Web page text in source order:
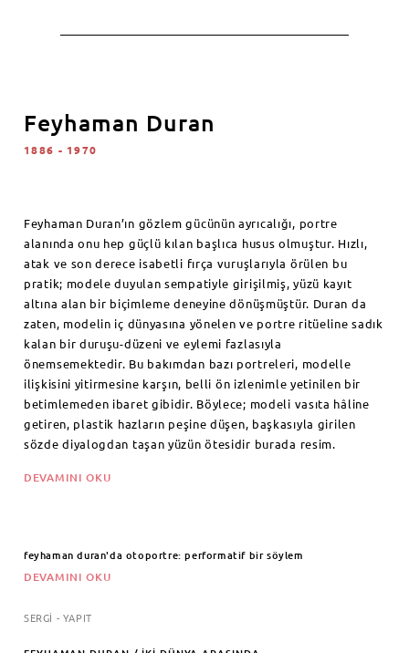
Feyhaman Duran
1886 - 1970
Feyhaman Duran’ın gözlem gücünün ayrıcalığı, portre
alanında onu hep güçlü kılan başlıca husus olmuştur. Hızlı,
atak ve son derece isabetli fırça vuruşlarıyla örülen bu
pratik; modele duyulan sempatiyle girişilmiş, yüzü kayıt
altına alan bir biçimleme deneyine dönüşmüştür. Duran da
zaten, modelin iç dünyasına yönelen ve portre ritüeline sadık
kalan bir duruşu-düzeni ve eylemi fazlasıyla
önemsemektedir. Bu bakımdan bazı portreleri, modelle
ilişkisini yitirmesine karşın, belli ön izlenimle yetinilen bir
betimlemeden ibaret gibidir. Böylece; modeli vasıta hâline
getiren, plastik hazların peşine düşen, başkasıyla girilen
sözde diyalogdan taşan yüzün ötesidir burada resim.
DEVAMINI OKU
feyhaman duran'da otoportre: performatif bir söylem
DEVAMINI OKU
SERGİ - YAPIT